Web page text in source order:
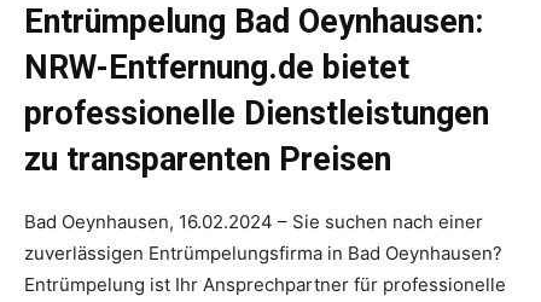
Entrümpelung Bad Oeynhausen:
NRW-Entfernung.de bietet
professionelle Dienstleistungen
zu transparenten Preisen
Bad Oeynhausen, 16.02.2024 – Sie suchen nach einer
zuverlässigen Entrümpelungsfirma in Bad Oeynhausen?
Entrümpelung ist Ihr Ansprechpartner für professionelle